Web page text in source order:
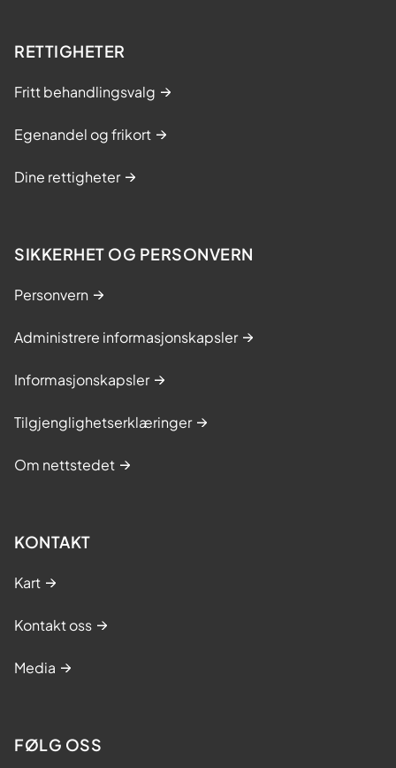
RETTIGHETER
Fritt behandlingsvalg
Egenandel og frikort
Dine rettigheter
SIKKERHET OG PERSONVERN
Personvern
Administrere informasjonskapsler
Informasjonskapsler
Tilgjenglighetserklæringer
Om nettstedet
KONTAKT
Kart
Kontakt oss
Media
FØLG OSS